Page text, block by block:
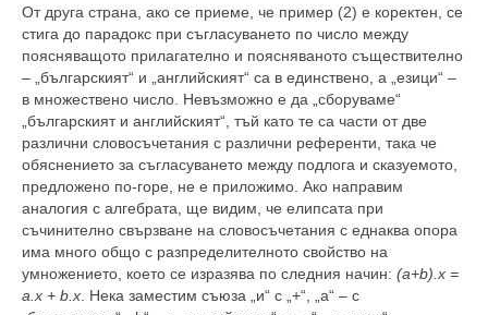
От друга страна, ако се приеме, че пример (2) е коректен, се
стига до парадокс при съгласуването по число между
поясняващото прилагателно и поясняваното съществително
– „българският“ и „английският“ са в единствено, а „езици“ –
в множествено число. Невъзможно е да „сборуваме“
„българският и английският“, тъй като те са части от две
различни словосъчетания с различни референти, така че
обяснението за съгласуването между подлога и сказуемото,
предложено по-горе, не е приложимо. Ако направим
аналогия с алгебрата, ще видим, че елипсата при
съчинително свързване на словосъчетания с еднаква опора
има много общо с разпределителното свойство на
умножението, което се изразява по следния начин: (a+b).x =
a.x + b.x . Нека заместим съюза „и“ с „+“, „a“ – с